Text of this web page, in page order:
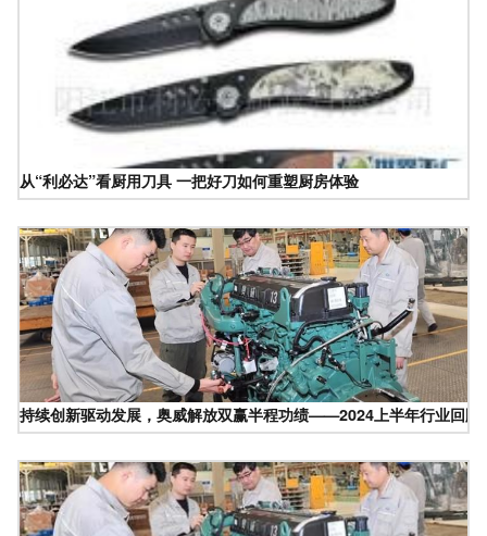
从“利必达”看厨用刀具 一把好刀如何重塑厨房体验
持续创新驱动发展，奥威解放双赢半程功绩——2024上半年行业回顾